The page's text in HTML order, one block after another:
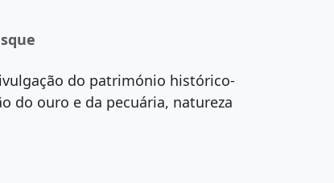
do património histórico-
do ouro e da pecuária, natureza